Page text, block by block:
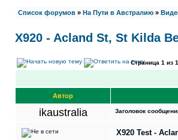
Список форумов » На Пути в Австралию »
X920 - Acland St, St Kilda
Страница 1 из 1
Автор
ikaustralia Заголовок
X920 Test -